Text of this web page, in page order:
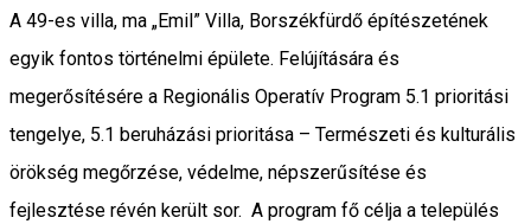
A 49-es villa, ma „Emil” Villa, Borszékfürdő építészetének
egyik fontos történelmi épülete. Felújítására és
megerősítésére a Regionális Operatív Program 5.1 prioritási
tengelye, 5.1 beruházási prioritása – Természeti és kulturális
örökség megőrzése, védelme, népszerűsítése és
fejlesztése révén került sor. A program fő célja a település